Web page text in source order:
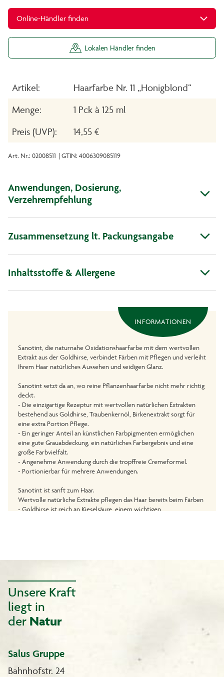
Online-Händler finden
Lokalen Händler finden
Artikel:
Haarfarbe Nr. 11 „Honigblond“
Menge:
1 Pck à 125 ml
Preis (UVP):
14,55 €
Art. Nr.: 02008511 | GTIN: 4006309085119
Anwendungen, Dosierung,
Verzehrempfehlung
Zusammensetzung lt. Packungsangabe
Inhaltsstoffe & Allergene
INFORMATIONEN
Sanotint, die naturnahe Oxidationshaarfarbe mit dem wertvollen
Extrakt aus der Goldhirse, verbindet Färben mit Pflegen und verleiht
Ihrem Haar natürliches Aussehen und seidigen Glanz.
Sanotint setzt da an, wo reine Pflanzenhaarfarbe nicht mehr richtig
deckt.
- Die einzigartige Rezeptur mit wertvollen natürlichen Extrakten
bestehend aus Goldhirse, Traubenkernöl, Birkenextrakt sorgt für
eine extra Portion Pflege.
- Ein geringer Anteil an künstlichen Farbpigmenten ermöglichen
eine gute Grauabdeckung, ein natürliches Farbergebnis und eine
große Farbvielfalt.
- Angenehme Anwendung durch die tropffreie Cremeformel.
- Portionierbar für mehrere Anwendungen.
Sanotint ist sanft zum Haar.
Wertvolle natürliche Extrakte pflegen das Haar bereits beim Färben
- Goldhirse ist reich an Kieselsäure, einem wichtigen
1 Tube Colorationscreme 55 ml
1 Flasche Entwickleremulsion 55 ml
1 Flasche Revitalisierungsbalsam 15 ml
1 Paar Handschuhe
1 Gebrauchsanweisung
Wir beraten Sie gerne, Sanotint-Beratungstelefon: 0180 - 2403600
(0,06 € pro Anruf, Mobilfunk ggf. abweichend).
Oder Sie schreiben uns eine E-Mail: sanotint@wschoenenberger.de
Unsere Kraft
liegt in
der Natur
Salus Gruppe
Bahnhofstr. 24